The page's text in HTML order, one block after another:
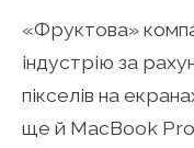
«Фруктова»
індустрію за
пікселів на
ще й MacBook